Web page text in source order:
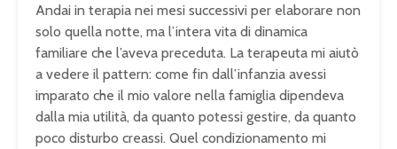
Andai in terapia nei mesi successivi per elaborare non
solo quella notte, ma l’intera vita di dinamica
familiare che l’aveva preceduta. La terapeuta mi aiutò
a vedere il pattern: come fin dall’infanzia avessi
imparato che il mio valore nella famiglia dipendeva
dalla mia utilità, da quanto potessi gestire, da quanto
poco disturbo creassi. Quel condizionamento mi